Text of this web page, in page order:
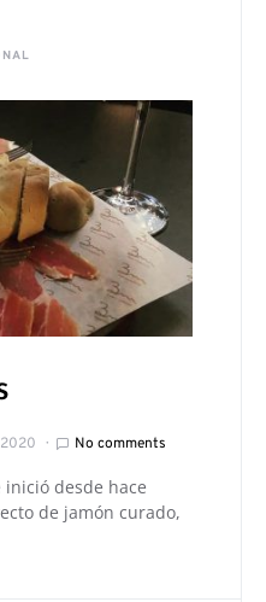
No comments
inició desde hace
de jamón curado,